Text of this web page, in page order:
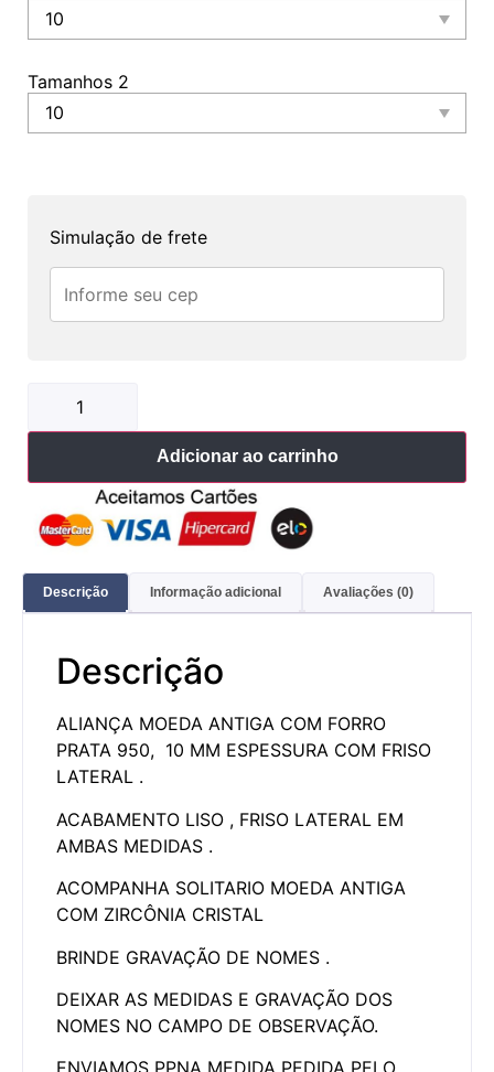
Tamanhos 2
Simulação de frete
Adicionar ao carrinho
Descrição Informação adicional Avaliações (0)
Descrição
ALIANÇA MOEDA ANTIGA COM FORRO
PRATA 950, 10 MM ESPESSURA COM FRISO
LATERAL .
ACABAMENTO LISO , FRISO LATERAL EM
AMBAS MEDIDAS .
ACOMPANHA SOLITARIO MOEDA ANTIGA
COM ZIRCÔNIA CRISTAL
BRINDE GRAVAÇÃO DE NOMES .
DEIXAR AS MEDIDAS E GRAVAÇÃO DOS
NOMES NO CAMPO DE OBSERVAÇÃO.